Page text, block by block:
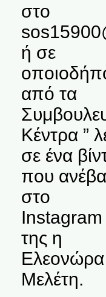
στο
ή σε
από τα
Κέντρα ”
σε ένα
που
στο
Instagram
της η
Ελεονώρα
Μελέτη.